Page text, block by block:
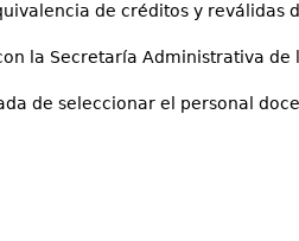
de créditos y reválidas
la Secretaría Administrativa
de seleccionar el personal